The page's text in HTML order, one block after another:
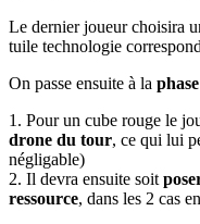
Le dernier joueur choisira
tuile technologie
On passe ensuite à la
1. Pour un cube rouge le
drone du tour, ce qui lui
négligable)
2. Il devra ensuite soit
ressource, dans les 2 cas